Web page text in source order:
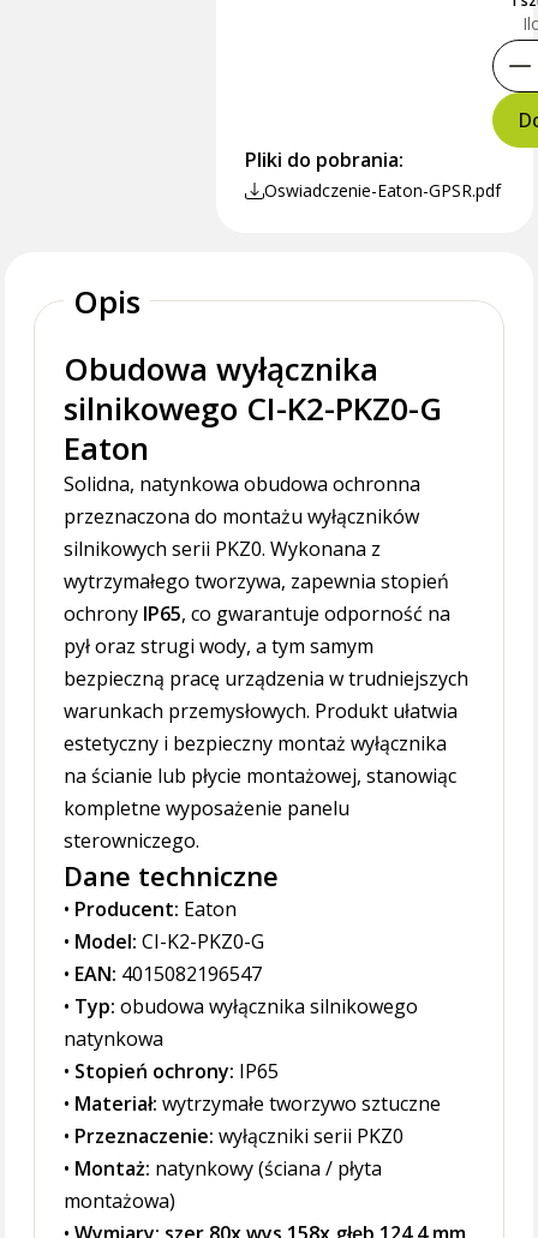
Pliki do pobrania:
Oswiadczenie-Eaton-GPSR.pdf
Opis
Obudowa wyłącznika
silnikowego CI-K2-PKZ0-G
Eaton
Solidna, natynkowa obudowa ochronna
przeznaczona do montażu wyłączników
silnikowych serii PKZ0. Wykonana z
wytrzymałego tworzywa, zapewnia stopień
ochrony IP65, co gwarantuje odporność na
pył oraz strugi wody, a tym samym
bezpieczną pracę urządzenia w trudniejszych
warunkach przemysłowych. Produkt ułatwia
estetyczny i bezpieczny montaż wyłącznika
na ścianie lub płycie montażowej, stanowiąc
kompletne wyposażenie panelu
sterowniczego.
Dane techniczne
• Producent: Eaton
• Model: CI-K2-PKZ0-G
• EAN: 4015082196547
• Typ: obudowa wyłącznika silnikowego
natynkowa
• Stopień ochrony: IP65
• Materiał: wytrzymałe tworzywo sztuczne
• Przeznaczenie: wyłączniki serii PKZ0
• Montaż: natynkowy (ściana / płyta
montażowa)